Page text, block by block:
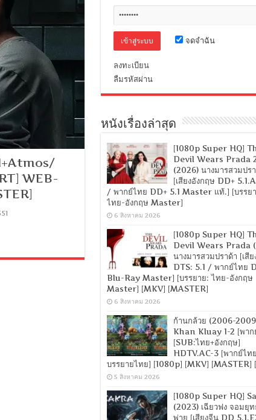
WEB-
จดจำฉัน
ลงทะเบียน
ลืมรหัสผ่าน
หนังเรื่องล่าสุด
[1080p Super HQ]
Devil Wears Prada
(2026) นางมารสวมปร
[เสียงอังกฤษ DD+
/ พากย์ไทย DD+ 5.1 Master แท้.] [บรรย
ไทย-อังกฤษ Master]
6 สิงหาคม 2026
[1080p Super HQ]
Devil Wears Prada
นางมารสวมปราด้า [เสีย
DTS: 5.1 / พากย์ไทย
Blu-Ray Master] [บรรยาย: ไทย-อังกฤษ
Master] [MKV] [MASTER]
6 สิงหาคม 2026
ก้านกล้วย (2006-
Khan Kluay 1-2 [พาก
[SUB:ไทย+อังกฤษ]
HDTV.AC-3 [พากย์ไทย
บรรยายไทย] [1080p] [MKV] [MASTER]
5 สิงหาคม 2026
[1080p Super HQ]
(2023) เฉียวฟง จอมยุท
พ่าย [เสียงจีน DD